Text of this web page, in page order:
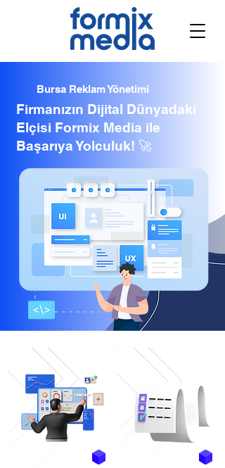
Bursa Reklam Yönetimi
Firmanızın Dijital Dünyadaki
Elçisi Formix Media ile
Başarıya Yolculuk! 🚀